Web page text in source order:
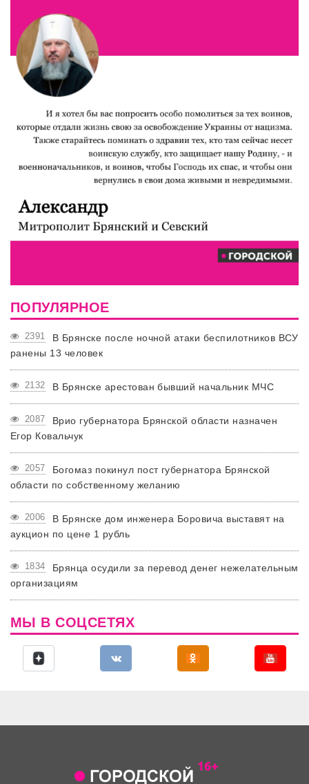
ПОПУЛЯРНОЕ
2391
В Брянске после ночной атаки беспилотников ВСУ
ранены 13 человек
2132 В Брянске арестован бывший начальник МЧС
2087
Врио губернатора Брянской области назначен
Егор Ковальчук
2057
Богомаз покинул пост губернатора Брянской
области по собственному желанию
2006
В Брянске дом инженера Боровича выставят на
аукцион по цене 1 рубль
1834
Брянца осудили за перевод денег нежелательным
организациям
МЫ В СОЦСЕТЯХ